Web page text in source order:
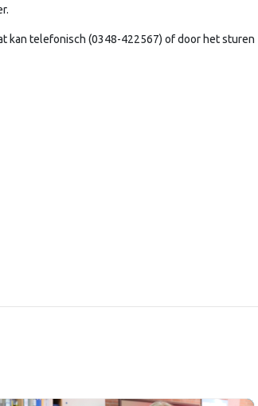
kan telefonisch (0348-422567) of door het sturen